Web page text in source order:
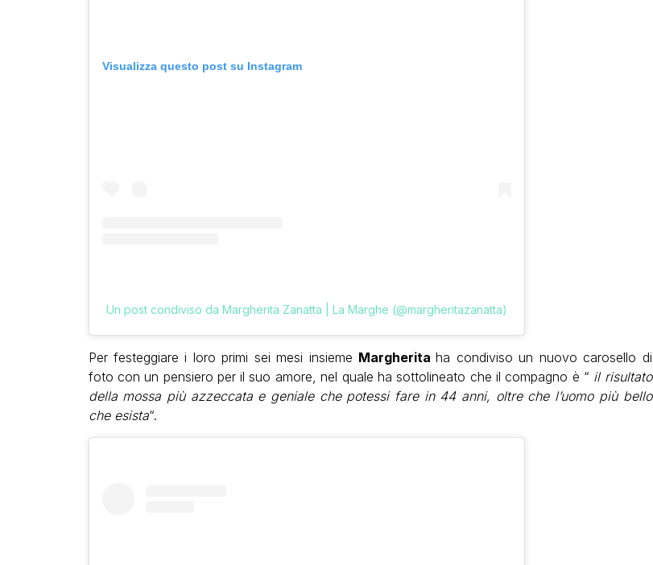
Visualizza questo post su Instagram
Un post condiviso da Margherita Zanatta | La Marghe (@margheritazanatta)
Per festeggiare i loro primi sei mesi insieme Margheritaha condiviso un nuovo carosello di
foto con un pensiero per il suo amore, nel quale ha sottolineato che il compagno è “ il risultato
della mossa più azzeccata e geniale che potessi fare in 44 anni, oltre che l’uomo più bello
che esista“.